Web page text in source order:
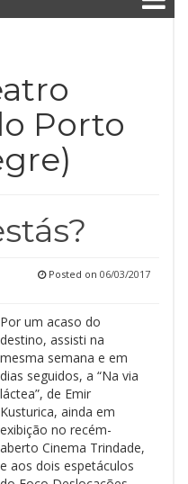
Porto
Posted on 06/03/2017
Por um acaso do
destino, assisti na
mesma semana e em
dias seguidos, a “Na via
láctea”, de Emir
Kusturica, ainda em
exibição no recém-
aberto Cinema Trindade,
e aos dois espetáculos